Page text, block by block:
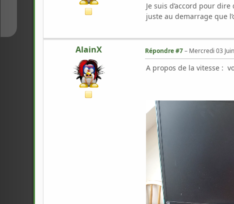
Je suis d’accord pour
juste au demarrage que
AlainX Répondre #7– Mercredi 03
A propos de la vitesse :